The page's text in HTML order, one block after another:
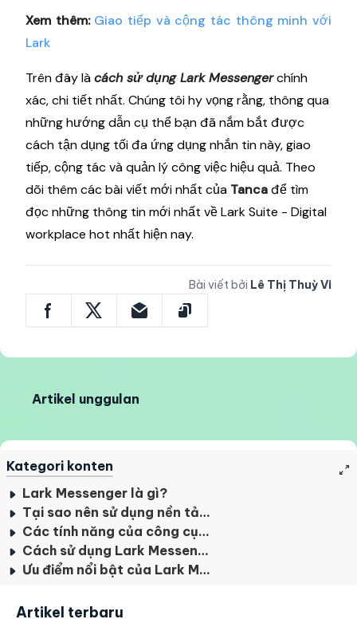
Xem thêm: Giao tiếp và cộng tác thông minh với
Lark
Trên đây làcách sử dụng Lark Messengerchính
xác, chi tiết nhất. Chúng tôi hy vọng rằng, thông qua
những hướng dẫn cụ thể bạn đã nắm bắt được
cách tận dụng tối đa ứng dụng nhắn tin này, giao
tiếp, cộng tác và quản lý công việc hiệu quả. Theo
dõi thêm các bài viết mới nhất của Tancađể tìm
đọc những thông tin mới nhất về Lark Suite - Digital
workplace hot nhất hiện nay.
Bài viết bởi Lê Thị Thuỳ Vi
Artikel unggulan
Kategori konten
Lark Messenger là gì?
Tại sao nên sử dụng nền tảng chat nội bộ trong doanh nghiệp
Các tính năng của công cụ Lark Messenger
Cách sử dụng Lark Messenger
Ưu điểm nổi bật của Lark Messenger
Artikel terbaru